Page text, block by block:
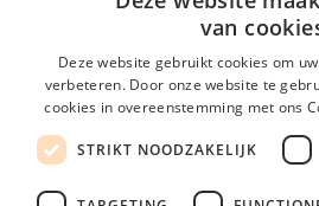
Inloggen als bedrijf
E-mail*
Wachtwoord
login gegevens onthouden
login
van
Deze website gebruikt cookies om
verbeteren. Door onze website te
cookies in overeenstemming met ons
STRIKT NOODZAKELIJK